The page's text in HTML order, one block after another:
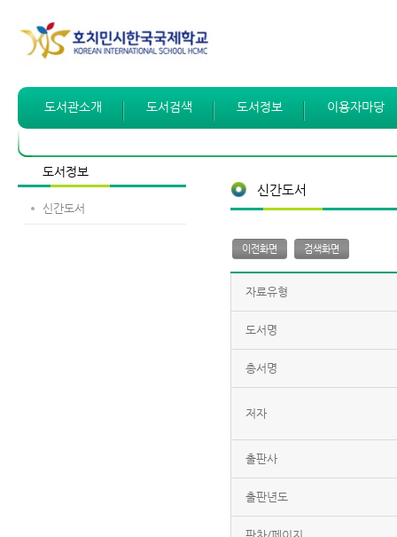
도서관소개 도서검색 도서정보 이용자마당
도서정보
신간도서
신간도서
이전화면 검색화면
자료유형
도서명
총서명
저자
출판사
출판년도